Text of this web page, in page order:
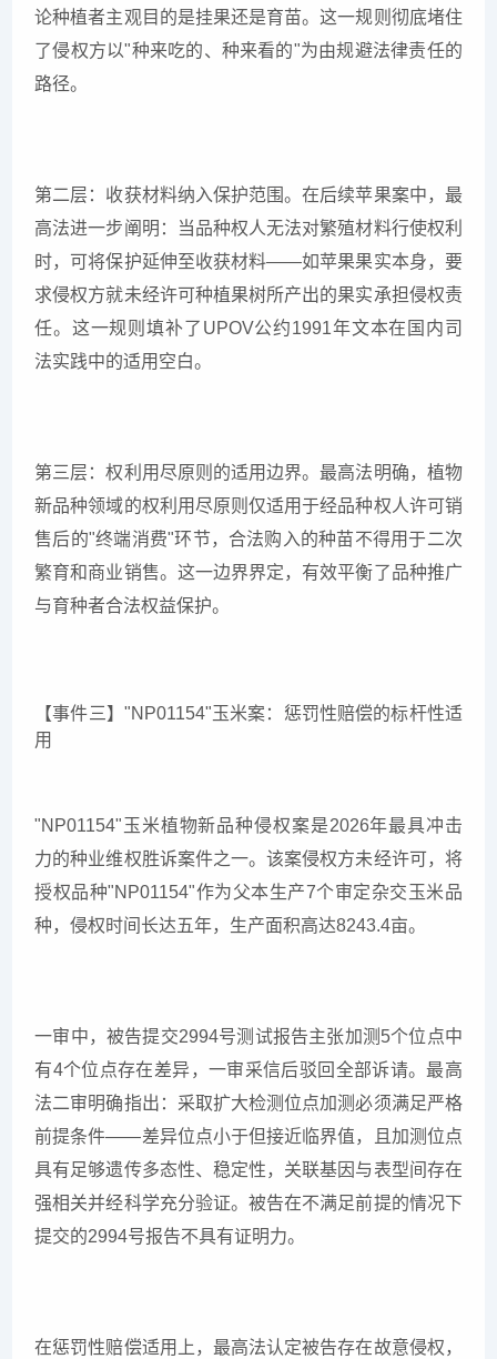
论种植者主观目的是挂果还是育苗。这一规则彻底堵住
了侵权方以"种来吃的、种来看的"为由规避法律责任的
路径。
第二层：收获材料纳入保护范围。在后续苹果案中，最
高法进一步阐明：当品种权人无法对繁殖材料行使权利
时，可将保护延伸至收获材料——如苹果果实本身，要
求侵权方就未经许可种植果树所产出的果实承担侵权责
任。这一规则填补了UPOV公约1991年文本在国内司
法实践中的适用空白。
第三层：权利用尽原则的适用边界。最高法明确，植物
新品种领域的权利用尽原则仅适用于经品种权人许可销
售后的"终端消费"环节，合法购入的种苗不得用于二次
繁育和商业销售。这一边界界定，有效平衡了品种推广
与育种者合法权益保护。
【事件三】"NP01154"玉米案：惩罚性赔偿的标杆性适
用
"NP01154"玉米植物新品种侵权案是2026年最具冲击
力的种业维权胜诉案件之一。该案侵权方未经许可，将
授权品种"NP01154"作为父本生产7个审定杂交玉米品
种，侵权时间长达五年，生产面积高达8243.4亩。
一审中，被告提交2994号测试报告主张加测5个位点中
有4个位点存在差异，一审采信后驳回全部诉请。最高
法二审明确指出：采取扩大检测位点加测必须满足严格
前提条件——差异位点小于但接近临界值，且加测位点
具有足够遗传多态性、稳定性，关联基因与表型间存在
强相关并经科学充分验证。被告在不满足前提的情况下
提交的2994号报告不具有证明力。
在惩罚性赔偿适用上，最高法认定被告存在故意侵权，